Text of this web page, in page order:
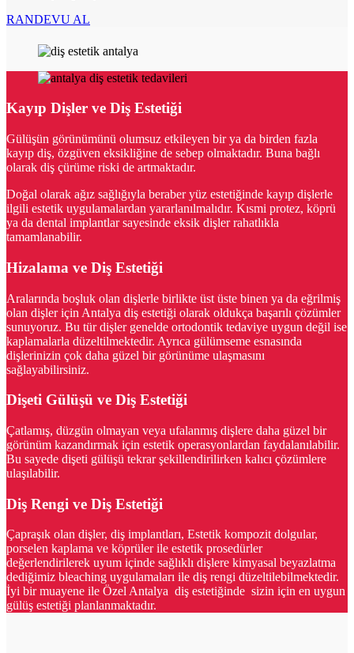
RANDEVU AL
Kayıp Dişler ve Diş Estetiği
Gülüşün görünümünü olumsuz etkileyen bir ya da birden fazla
kayıp diş, özgüven eksikliğine de sebep olmaktadır. Buna bağlı
olarak diş çürüme riski de artmaktadır.
Doğal olarak ağız sağlığıyla beraber yüz estetiğinde kayıp dişlerle
ilgili estetik uygulamalardan yararlanılmalıdır. Kısmi protez, köprü
ya da dental implantlar sayesinde eksik dişler rahatlıkla
tamamlanabilir.
Hizalama ve Diş Estetiği
Aralarında boşluk olan dişlerle birlikte üst üste binen ya da eğrilmiş
olan dişler için Antalya diş estetiği olarak oldukça başarılı çözümler
sunuyoruz. Bu tür dişler genelde ortodontik tedaviye uygun değil ise
kaplamalarla düzeltilmektedir. Ayrıca gülümseme esnasında
dişlerinizin çok daha güzel bir görünüme ulaşmasını
sağlayabilirsiniz.
Dişeti Gülüşü ve Diş Estetiği
Çatlamış, düzgün olmayan veya ufalanmış dişlere daha güzel bir
görünüm kazandırmak için estetik operasyonlardan faydalanılabilir.
Bu sayede dişeti gülüşü tekrar şekillendirilirken kalıcı çözümlere
ulaşılabilir.
Diş Rengi ve Diş Estetiği
Çapraşık olan dişler, diş implantları, Estetik kompozit dolgular,
porselen kaplama ve köprüler ile estetik prosedürler
değerlendirilerek uyum içinde sağlıklı dişlere kimyasal beyazlatma
dediğimiz bleaching uygulamaları ile diş rengi düzeltilebilmektedir.
İyi bir muayene ile Özel Antalya diş estetiğinde sizin için en uygun
gülüş estetiği planlanmaktadır.